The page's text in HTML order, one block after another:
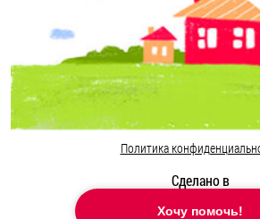
Хочу помочь!
Политика
Сделано в